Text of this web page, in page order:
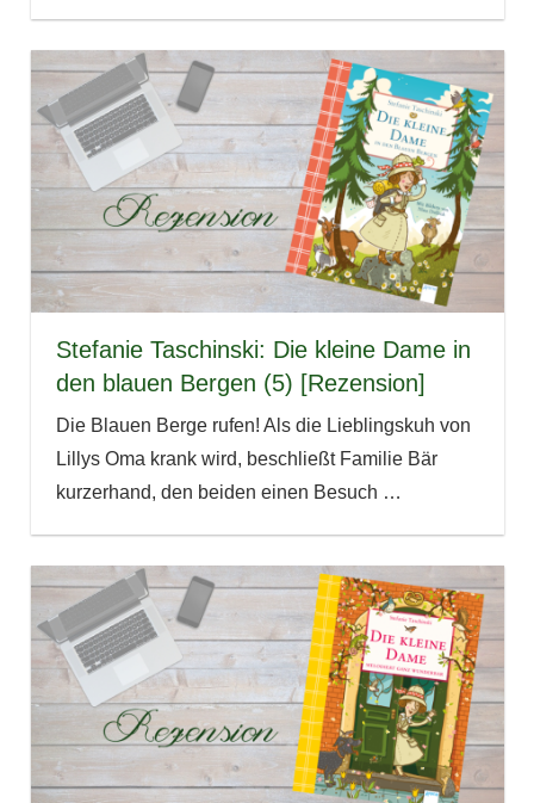
Stefanie Taschinski: Die kleine Dame in
den blauen Bergen (5) [Rezension]
Die Blauen Berge rufen! Als die Lieblingskuh von
Lillys Oma krank wird, beschließt Familie Bär
kurzerhand, den beiden einen Besuch …